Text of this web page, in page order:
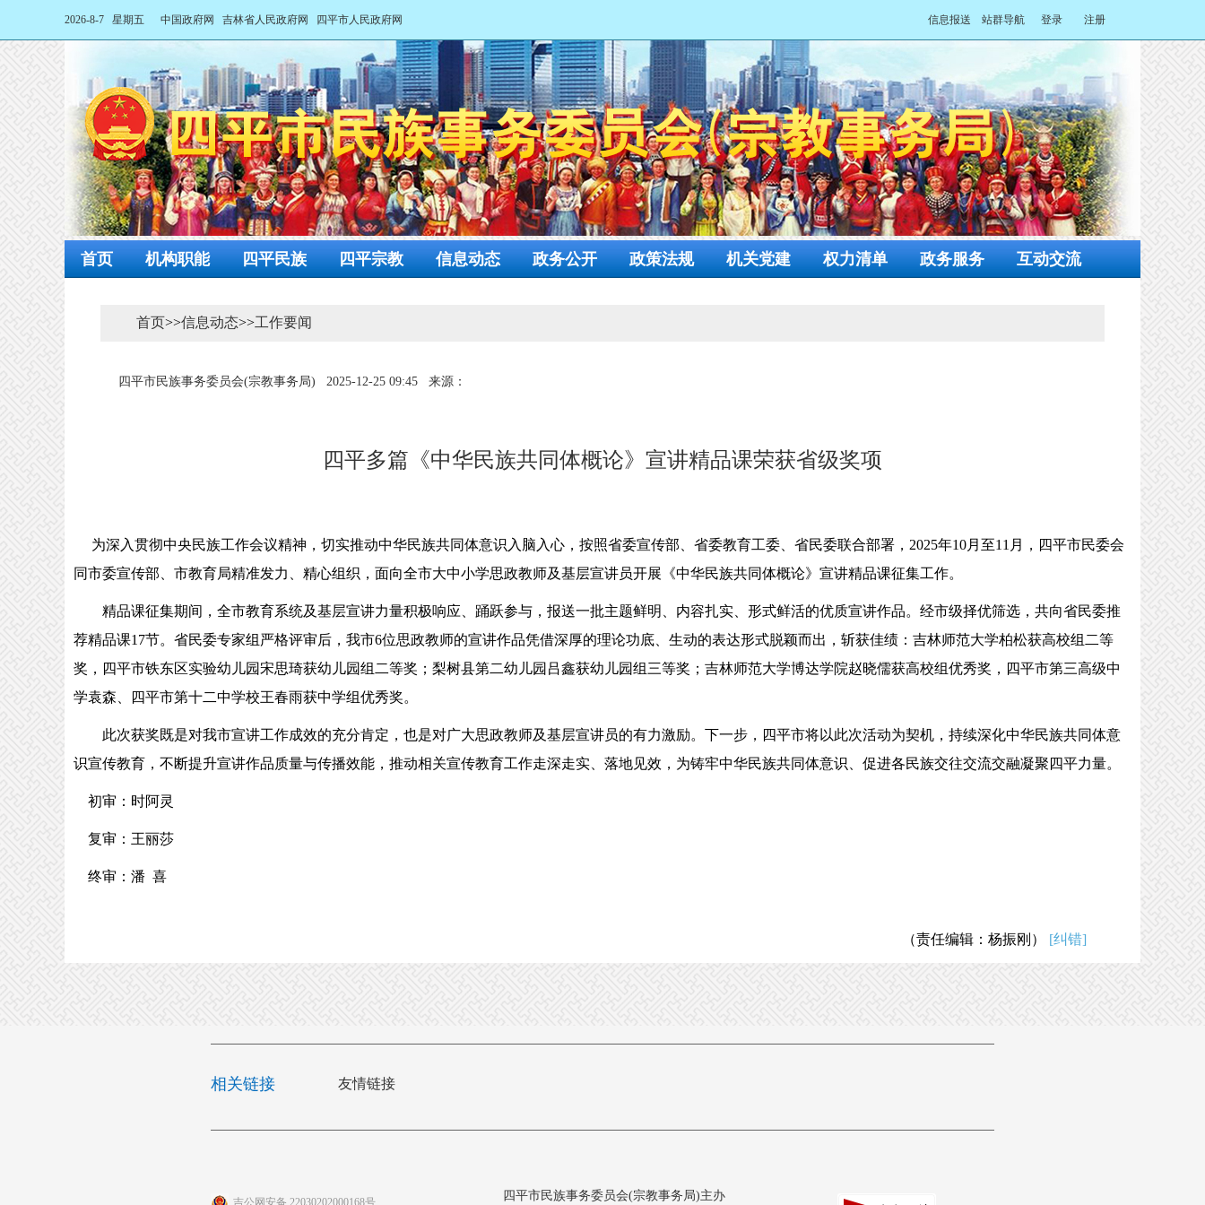
2026-8-7 星期五 中国政府网 吉林省人民政府网 四平市人民政府网 信息报送 站群导航 登录 注册
首页 机构职能 四平民族 四平宗教 信息动态 政务公开 政策法规 机关党建 权力清单 政务服务 互动交流
首页>>信息动态>>工作要闻
四平市民族事务委员会(宗教事务局) 2025-12-25 09:45 来源：
四平多篇《中华民族共同体概论》宣讲精品课荣获省级奖项
为深入贯彻中央民族工作会议精神，切实推动中华民族共同体意识入脑入心，按照省委宣传部、省委教育工委、省民委联合部署，2025年10月至11月，四平市民委会
同市委宣传部、市教育局精准发力、精心组织，面向全市大中小学思政教师及基层宣讲员开展《中华民族共同体概论》宣讲精品课征集工作。
精品课征集期间，全市教育系统及基层宣讲力量积极响应、踊跃参与，报送一批主题鲜明、内容扎实、形式鲜活的优质宣讲作品。经市级择优筛选，共向省民委推
荐精品课17节。省民委专家组严格评审后，我市6位思政教师的宣讲作品凭借深厚的理论功底、生动的表达形式脱颖而出，斩获佳绩：吉林师范大学柏松获高校组二等
奖，四平市铁东区实验幼儿园宋思琦获幼儿园组二等奖；梨树县第二幼儿园吕鑫获幼儿园组三等奖；吉林师范大学博达学院赵晓儒获高校组优秀奖，四平市第三高级中
学袁森、四平市第十二中学校王春雨获中学组优秀奖。
此次获奖既是对我市宣讲工作成效的充分肯定，也是对广大思政教师及基层宣讲员的有力激励。下一步，四平市将以此次活动为契机，持续深化中华民族共同体意
识宣传教育，不断提升宣讲作品质量与传播效能，推动相关宣传教育工作走深走实、落地见效，为铸牢中华民族共同体意识、促进各民族交往交流交融凝聚四平力量。
初审：时阿灵
复审：王丽莎
终审：潘 喜
（责任编辑：杨振刚） [纠错]
相关链接 友情链接
吉公网安备 22030202000168号 四平市民族事务委员会(宗教事务局)主办